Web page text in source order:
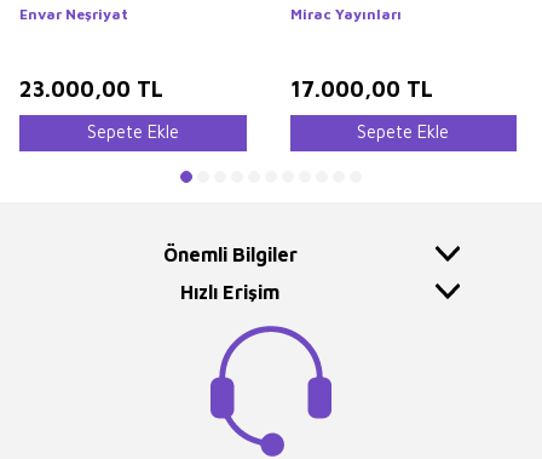
Envar Neşriyat
23.000,00 TL
Sepete Ekle
Mirac Yayınları
17.000,00 TL
Sepete Ekle
Önemli Bilgiler
Hızlı Erişim